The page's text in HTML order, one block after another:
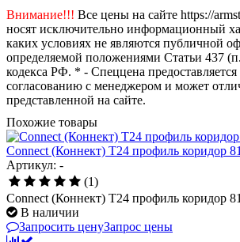
Внимание!!! Все цены на сайте https://
носят исключительно информационный
каких условиях не являются публичной
определяемой положениями Статьи 437
кодекса РФ. * - Спеццена предоставляется
согласованию с менеджером и может
представленной на сайте.
Похожие товары
Connect (Коннект) T24 профиль коридор
Артикул: -
(1)
Connect (Коннект) T24 профиль коридор
В наличии
Запросить ценуЗапрос цены